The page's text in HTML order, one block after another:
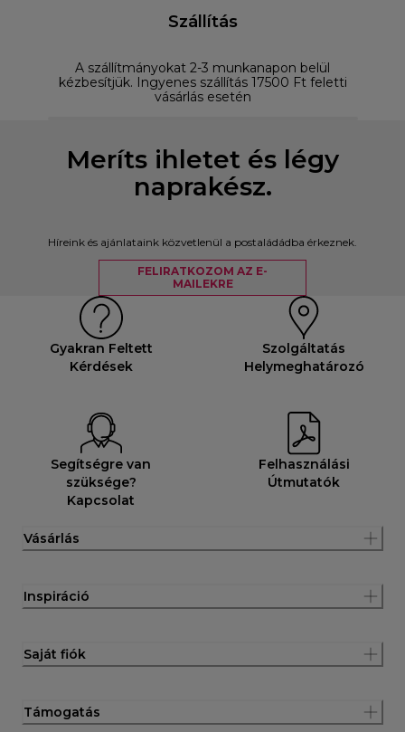
Szállítás
A szállítmányokat 2-3 munkanapon belül
kézbesítjük. Ingyenes szállítás 17500 Ft feletti
vásárlás esetén
Meríts ihletet és légy
naprakész.
Híreink és ajánlataink közvetlenül a postaládádba érkeznek.
FELIRATKOZOM AZ E-
MAILEKRE
Gyakran Feltett
Kérdések
Szolgáltatás
Helymeghatározó
Segítségre van
szüksége?
Kapcsolat
Felhasználási
Útmutatók
Vásárlás
Inspiráció
Saját fiók
Támogatás